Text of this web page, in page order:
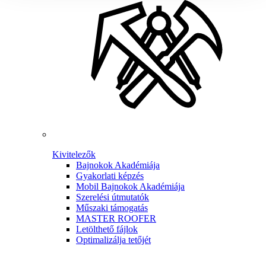
Kivitelezők
Bajnokok Akadémiája
Gyakorlati képzés
Mobil Bajnokok Akadémiája
Szerelési útmutatók
Műszaki támogatás
MASTER ROOFER
Letölthető fájlok
Optimalizálja tetőjét